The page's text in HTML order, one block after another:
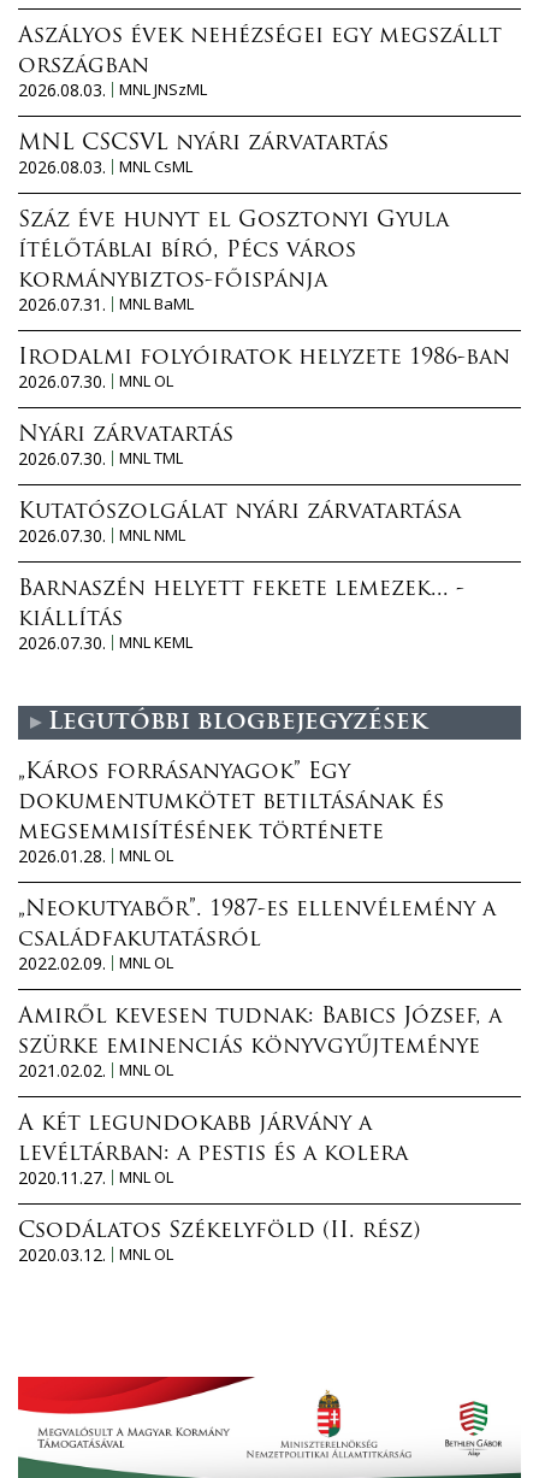
Aszályos évek nehézségei egy megszállt
országban
2026.08.03.
MNL JNSzML
MNL CSCSVL nyári zárvatartás
2026.08.03.
MNL CsML
Száz éve hunyt el Gosztonyi Gyula
ítélőtáblai bíró, Pécs város
kormánybiztos-főispánja
2026.07.31.
MNL BaML
Irodalmi folyóiratok helyzete 1986-ban
2026.07.30.
MNL OL
Nyári zárvatartás
2026.07.30.
MNL TML
Kutatószolgálat nyári zárvatartása
2026.07.30.
MNL NML
Barnaszén helyett fekete lemezek... -
kiállítás
2026.07.30.
MNL KEML
Legutóbbi blogbejegyzések
„Káros forrásanyagok” Egy
dokumentumkötet betiltásának és
megsemmisítésének története
2026.01.28.
MNL OL
„Neokutyabőr”. 1987-es ellenvélemény a
családfakutatásról
2022.02.09.
MNL OL
Amiről kevesen tudnak: Babics József, a
szürke eminenciás könyvgyűjteménye
2021.02.02.
MNL OL
A két legundokabb járvány a
levéltárban: a pestis és a kolera
2020.11.27.
MNL OL
Csodálatos Székelyföld (II. rész)
2020.03.12.
MNL OL